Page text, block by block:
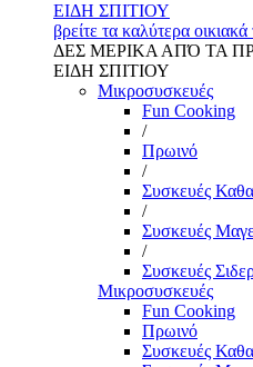
ΕΙΔΗ ΣΠΙΤΙΟΥ
βρείτε τα καλύτερα
ΔΕΣ ΜΕΡΙΚΑ ΑΠΌ ΤΑ
ΕΙΔΗ ΣΠΙΤΙΟΥ
Μικροσυσκευές
Fun Cooking
/
Πρωινό
/
Συσκευές
/
Συσκευές
/
Συσκευές
Μικροσυσκευές
Fun Cooking
Πρωινό
Συσκευές